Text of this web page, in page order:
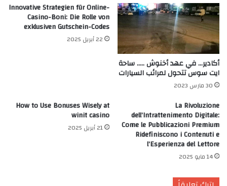
أكادير… في عهد أخنوش ….. ساحة
ايت سوس تتحول لمرائب السيارات
30 مارس 2023
Innovative Strategien für Online-
Casino-Boni: Die Rolle von
exklusiven Gutschein-Codes
22 أبريل 2025
La Rivoluzione
dell’Intrattenimento Digitale:
Come le Pubblicazioni Premium
Ridefiniscono i Contenuti e
l’Esperienza del Lettore
14 مايو 2025
How to Use Bonuses Wisely at
winit casino
21 أبريل 2025